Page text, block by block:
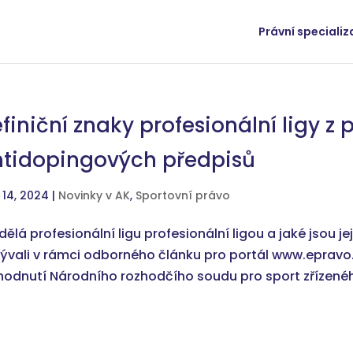
Právní
znaky profesionální ligy z
předpisů
2024 | Novinky v AK, Sportovní právo
profesionální ligu profesionální ligou a jaké jsou
v rámci odborného článku pro portál
Národního rozhodčího soudu pro sport